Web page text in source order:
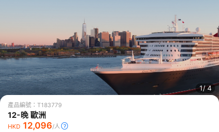
1/4
產品編號： T183779
12-晚 歐洲
HKD 12,096/人